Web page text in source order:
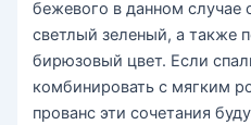
бежевого в данном случае
светлый зеленый, а также
бирюзовый цвет. Если
комбинировать с мягким
прованс эти сочетания